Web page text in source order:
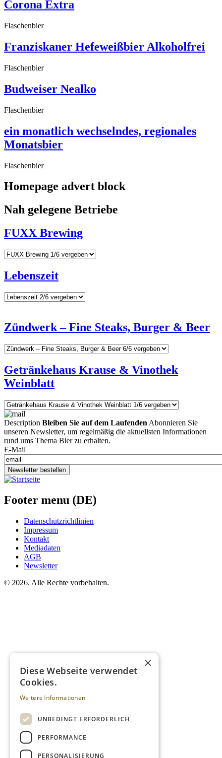
Corona Extra
Flaschenbier
Franziskaner Hefeweißbier Alkoholfrei
Flaschenbier
Budweiser Nealko
Flaschenbier
ein monatlich wechselndes, regionales
Monatsbier
Flaschenbier
Homepage advert block
Nah gelegene Betriebe
FUXX Brewing
Lebenszeit
Zündwerk – Fine Steaks, Burger & Beer
Getränkehaus Krause & Vinothek
Weinblatt
Description Bleiben Sie auf dem Laufenden Abonnieren Sie
unseren Newsletter, um regelmäßig die aktuellsten Informationen
rund ums Thema Bier zu erhalten.
E-Mail
Newsletter bestellen
Footer menu (DE)
Datenschutzrichtlinien
Impressum
Kontakt
Mediadaten
AGB
Newsletter
© 2026. Alle Rechte vorbehalten.
×
Diese Webseite verwendet
Cookies.
Weitere Informationen
UNBEDINGT ERFORDERLICH
PERFORMANCE
PERSONALISIERUNG